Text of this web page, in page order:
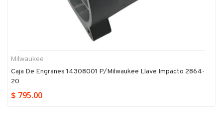
Milwaukee
Caja De Engranes 14308001 P/milwaukee Llave Impacto 2864-
20
$ 795.00